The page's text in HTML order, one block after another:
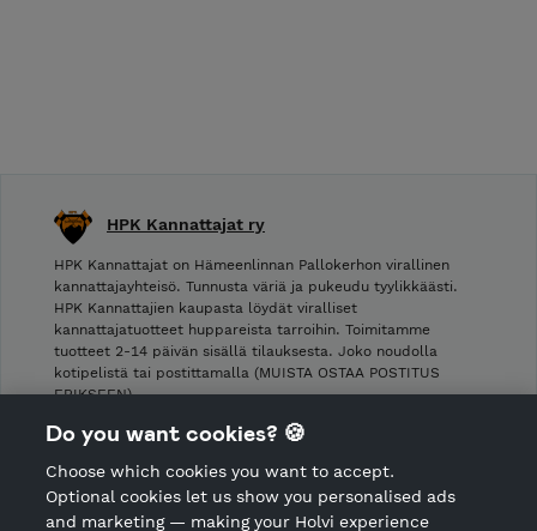
HPK Kannattajat ry
HPK Kannattajat on Hämeenlinnan Pallokerhon virallinen
kannattajayhteisö. Tunnusta väriä ja pukeudu tyylikkäästi.
HPK Kannattajien kaupasta löydät viralliset
kannattajatuotteet huppareista tarroihin. Toimitamme
tuotteet 2-14 päivän sisällä tilauksesta. Joko noudolla
kotipelistä tai postittamalla (MUISTA OSTAA POSTITUS
ERIKSEEN).
Shop Terms and Conditions
CANCEL ORDER
Do you want cookies? 🍪
Choose which cookies you want to accept.
Optional cookies let us show you personalised ads
and marketing — making your Holvi experience